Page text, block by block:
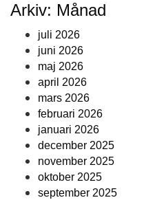
Arkiv: Månad
juli 2026
juni 2026
maj 2026
april 2026
mars 2026
februari 2026
januari 2026
december 2025
november 2025
oktober 2025
september 2025